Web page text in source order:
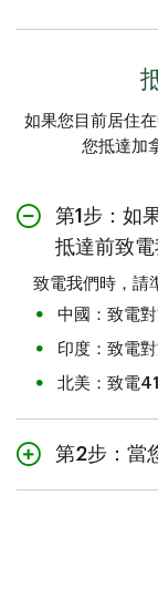
如果您目前居住
您抵達加
第1步：如
抵達前致電
致電我們時，請
中國：致電
印度：致電
北美：致電
第2步：當
抵達後，請親臨